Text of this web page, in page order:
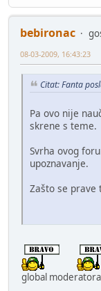
bebironac
08-03-2009, 16:43:23
Citat: Fanta
Pa ovo nije
skrene s teme.
Svrha ovog
upoznavanje.
Zašto se prave
global moderatora